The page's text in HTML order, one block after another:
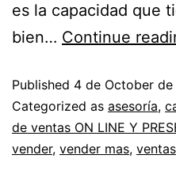
es la capacidad que
bien… Continue
Published 4 de October
Categorized as asesoría,
de ventas ON LINE Y
vender, vender mas, ventas